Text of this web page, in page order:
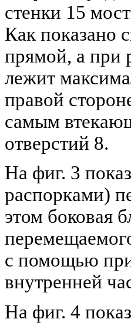
стенки 15
Как показано
прямой, а при
лежит
правой
самым
отверстий 8.
На фиг. 3
распорками)
этом боковая
с помощью
внутренней
На фиг. 4